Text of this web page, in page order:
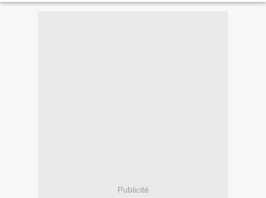
Publicité